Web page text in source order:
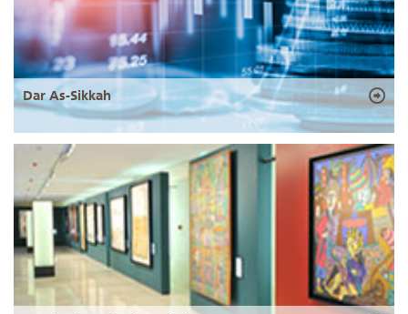
Dar As-Sikkah